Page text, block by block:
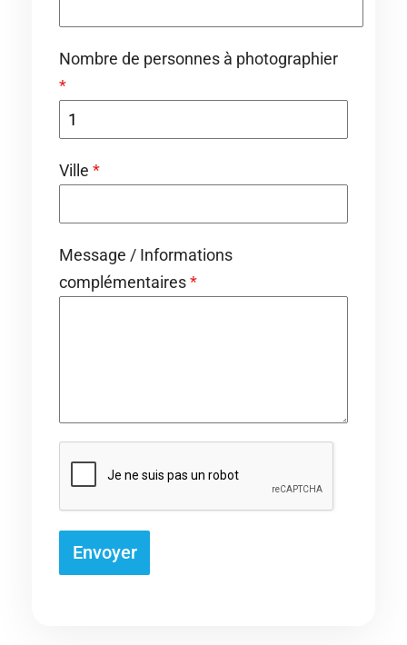
Nombre de personnes à photographier
*
Ville *
Message / Informations
complémentaires*
Envoyer